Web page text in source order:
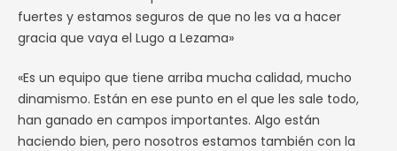
fuertes y estamos seguros de que no les va a hacer
gracia que vaya el Lugo a Lezama»
«Es un equipo que tiene arriba mucha calidad, mucho
dinamismo. Están en ese punto en el que les sale todo,
han ganado en campos importantes. Algo están
haciendo bien, pero nosotros estamos también con la